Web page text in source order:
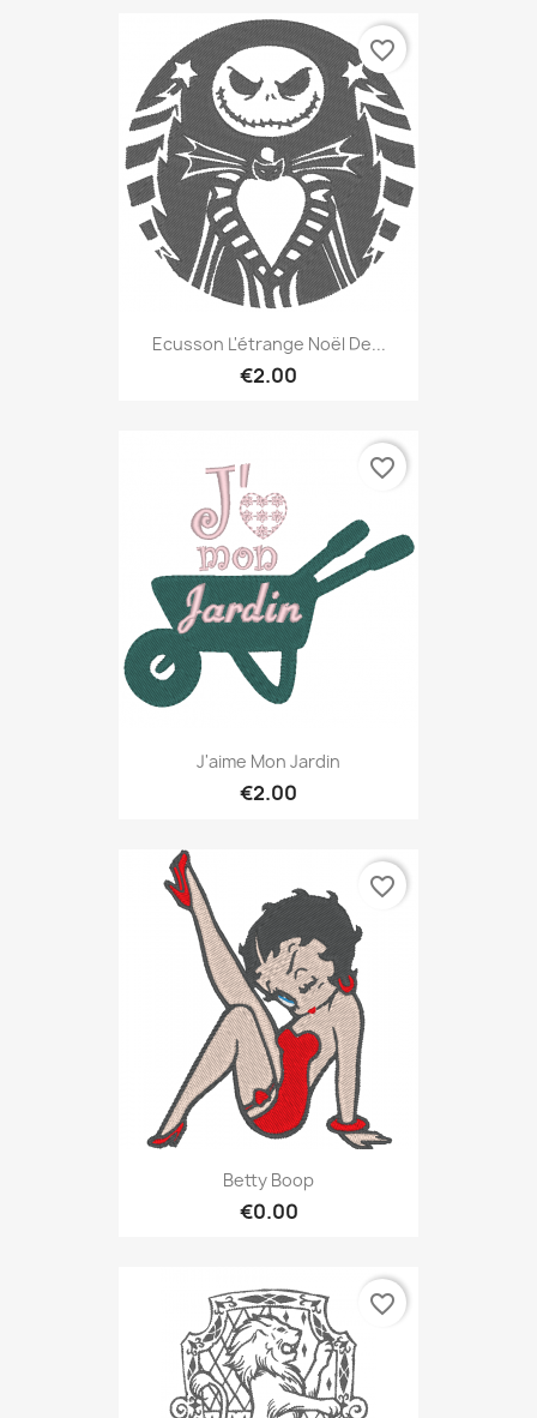
Ecusson L'étrange Noël De...
€2.00
favorite_border
J'aime Mon Jardin
€2.00
favorite_border
Betty Boop
€0.00
favorite_border
favorite_border